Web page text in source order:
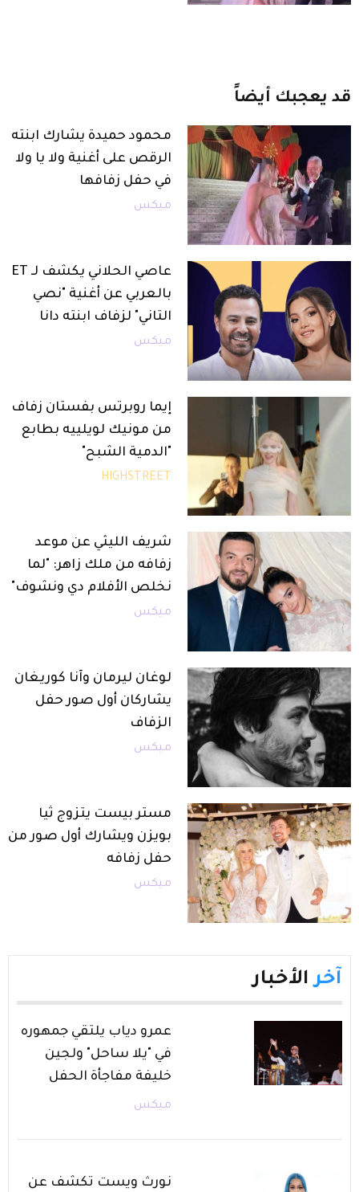
قد يعجبك أيضاً
محمود حميدة يشارك ابنته
الرقص على أغنية ولا يا ولا
في حفل زفافها
ميكس
عاصي الحلاني يكشف لـ ET
بالعربي عن أغنية "نصي
التاني" لزفاف ابنته دانا
ميكس
إيما روبرتس بفستان زفاف
من مونيك لويلييه بطابع
"الدمية الشبح"
HIGHSTREET
شريف الليثي عن موعد
زفافه من ملك زاهر: "لما
نخلص الأفلام دي ونشوف"
ميكس
لوغان ليرمان وآنا كوريغان
يشاركان أول صور حفل
الزفاف
ميكس
مستر بيست يتزوج ثيا
بويزن ويشارك أول صور من
حفل زفافه
ميكس
آخر الأخبار
عمرو دياب يلتقي جمهوره
في "يلا ساحل" ولجين
خليفة مفاجأة الحفل
ميكس
نورث ويست تكشف عن